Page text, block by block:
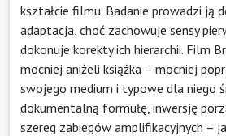
kształcie filmu. Badanie prowadzi ją
adaptacja, choć zachowuje sensy
dokonuje korekty ich hierarchii. Film
mocniej aniżeli książka – mocniej
swojego medium i typowe dla niego
dokumentalną formułę, inwersję
szereg zabiegów amplifikacyjnych –